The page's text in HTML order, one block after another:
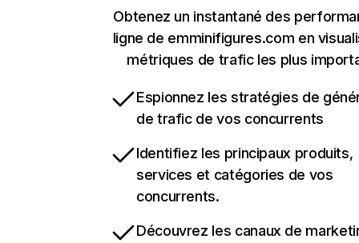
Obtenez un instantané des
ligne de emminifigures.com en
métriques de trafic les plus
Espionnez les stratégies de
de trafic de vos concurrents
Identifiez les principaux produits,
services et catégories de vos
concurrents.
Découvrez les canaux de